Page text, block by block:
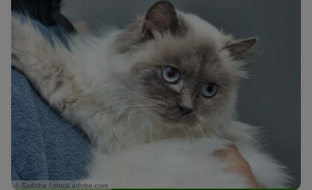
© Evdoha / stock.adobe.com